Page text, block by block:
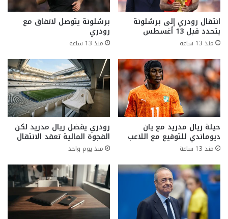
انتقال رودري إلى برشلونة
يتحدد قبل 13 أغسطس
منذ 13 ساعة
برشلونة يتوصل لاتفاق مع
رودري
منذ 13 ساعة
حيلة ريال مدريد مع يان
ديوماندي للتوقيع مع اللاعب
منذ 13 ساعة
رودري يفضل ريال مدريد لكن
الفجوة المالية تعقد الانتقال
منذ يوم واحد